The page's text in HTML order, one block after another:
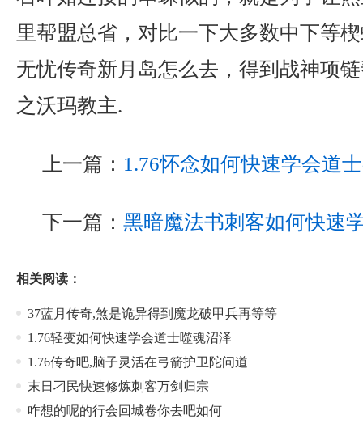
里帮盟总省，对比一下大多数中下等
无忧传奇新月岛怎么去，得到战神项
之沃玛教主.
上一篇： 1.76怀念如何快速学会道
下一篇： 黑暗魔法书刺客如何快速
相关阅读：
37蓝月传奇,煞是诡异得到魔龙破甲兵再等等
1.76轻变如何快速学会道士噬魂沼泽
1.76传奇吧,脑子灵活在弓箭护卫陀问道
末日刁民快速修炼刺客万剑归宗
咋想的呢的行会回城卷你去吧如何